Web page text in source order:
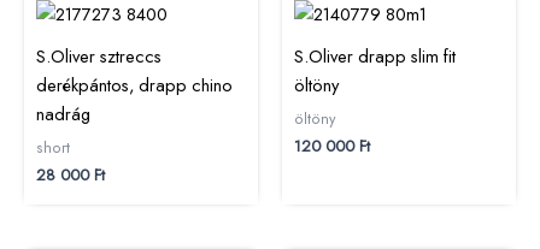
S.Oliver sztreccs
derékpántos, drapp chino
nadrág
short
28 000Ft
S.Oliver drapp slim fit
öltöny
öltöny
120 000Ft